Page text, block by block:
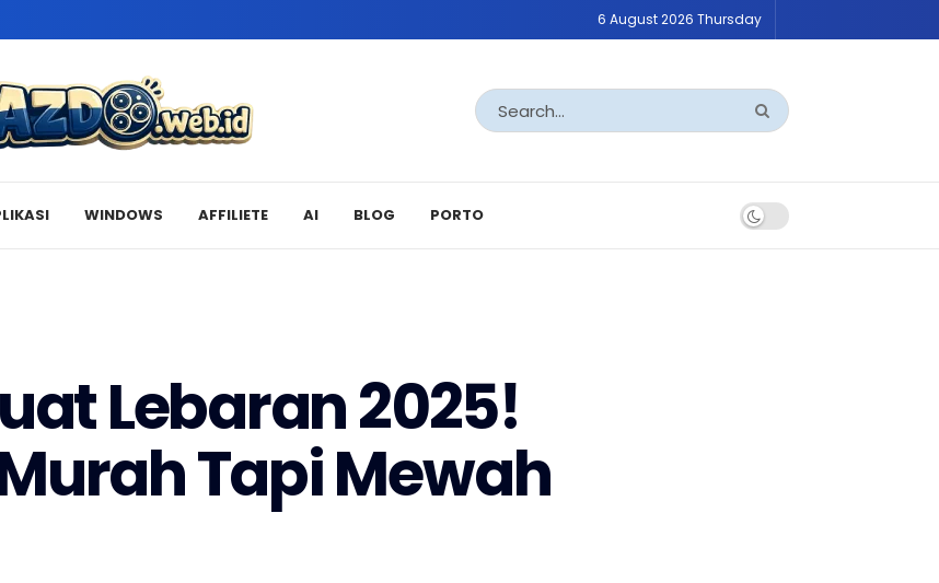
6 August 2026 Thursday
WINDOWS AFFILIETE AI BLOG PORTO
Lebaran 2025!
Tapi Mewah